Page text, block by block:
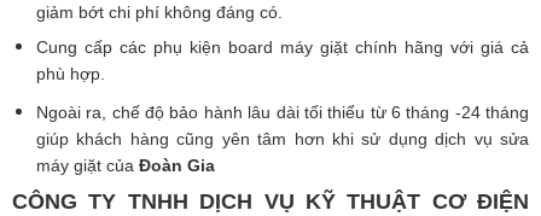
giảm bớt chi phí không đáng có.
Cung cấp các phụ kiện board máy giặt chính hãng với giá cả
phù hợp.
Ngoài ra, chế độ bảo hành lâu dài tối thiểu từ 6 tháng -24 tháng
giúp khách hàng cũng yên tâm hơn khi sử dụng dịch vụ sửa
máy giặt của Đoàn Gia
CÔNG TY TNHH DỊCH VỤ KỸ THUẬT CƠ ĐIỆN